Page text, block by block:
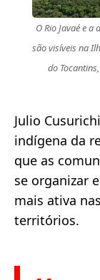
O Rio Javaé e
são visíveis na
do
Julio
indígena da
que as
se organizar
mais ativa
territórios.